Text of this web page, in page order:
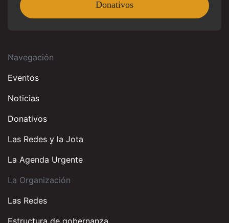
Donativos
Navegación
Eventos
Noticias
Donativos
Las Redes y la Jota
La Agenda Urgente
La Organización
Las Redes